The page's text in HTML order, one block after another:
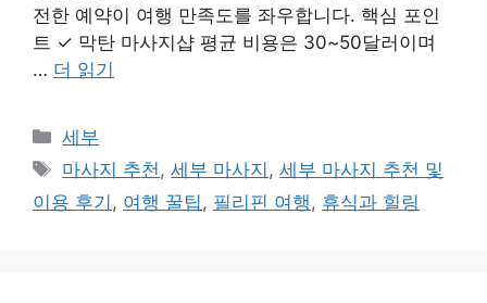
전한 예약이 여행 만족도를 좌우합니다. 핵심 포인
트 ✓ 막탄 마사지샵 평균 비용은 30~50달러이며
… 더 읽기
카
테
고
리
세부
태
그
마사지 추천 ,세부 마사지 ,세부 마사지 추천 및
이용 후기 , 여행 꿀팁 , 필리핀 여행 , 휴식과 힐링